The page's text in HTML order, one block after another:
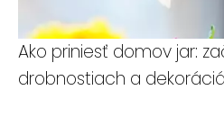
Ako priniesť domov jar:
drobnostiach a